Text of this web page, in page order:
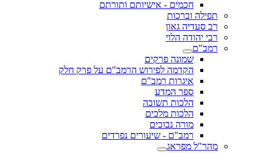
חכמים - אישיותם ותורתם
תפילה וברכות
רב סעדיה גאון
רבי יהודה הלוי
רמב"ם
שמונה פרקים
הקדמה לפירוש הרמב"ם על פרק חלק
איגרות רמב"ם
ספר המדע
הלכות תשובה
הלכות מלכים
מורה נבוכים
רמב"ם - שיעורים נפרדים
מהר"ל מפראג